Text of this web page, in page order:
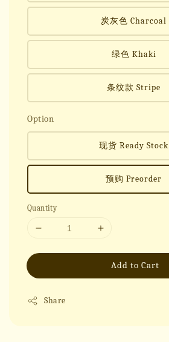
炭灰色 Charcoal
绿色 Khaki
条纹款 Stripe
Option
现货 Ready Stock
预购 Preorder
Quantity
Add to Cart
Share